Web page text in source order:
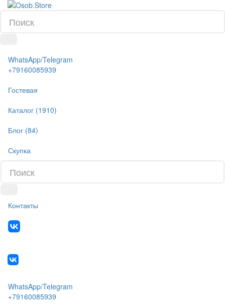
WhatsApp/Telegram
+79160085939
Гостевая
Каталог (1910)
Блог (84)
Скупка
Контакты
WhatsApp/Telegram
+79160085939